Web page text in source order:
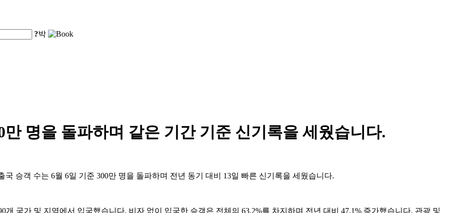
?박
명을 돌파하며 같은 기간 기준 신기록을 세웠습니다.
승객 수는 6월 6일 기준 300만 명을 돌파하며 전년 동기 대비 13일 빠른 신기록을 세웠습니다.
개 국가 및 지역에서 입국했습니다. 비자 없이 입국한 승객은 전체의 63.2%를 차지하며 전년 대비 47.1% 증가했습니다. 관광 및